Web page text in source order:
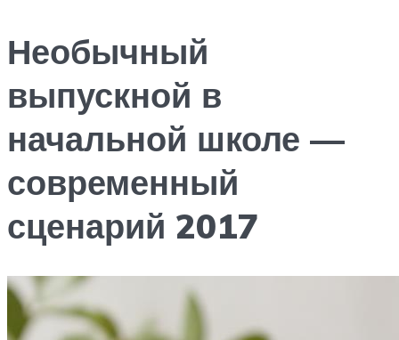
Необычный
выпускной в
начальной школе —
современный
сценарий 2017